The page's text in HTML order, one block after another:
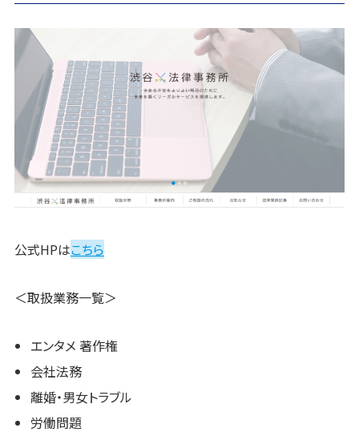
公式HPはこちら
＜取扱業務一覧＞
エンタメ 著作権
会社法務
離婚・男女トラブル
労働問題